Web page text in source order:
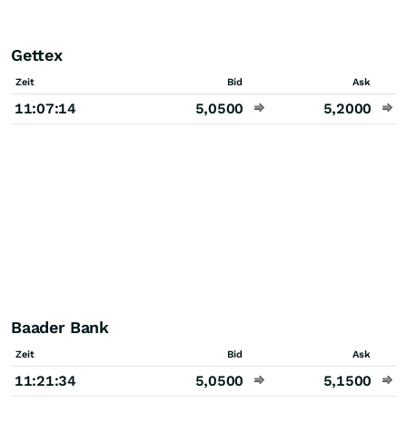
Gettex
Zeit Bid Ask
11:07:14 5,0500 5,2000
Baader Bank
Zeit Bid Ask
11:21:34 5,0500 5,1500